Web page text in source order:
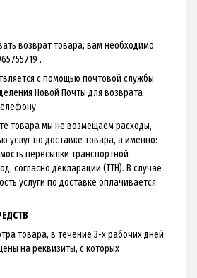
возврат товара, вам необходимо
.
с помощью почтовой службы
Новой Почты для возврата
товара мы не возмещаем расходы,
услуг по доставке товара, а именно:
пересылки транспортной
согласно декларации (ТТН). В случае
услуги по доставке оплачивается
товара, в течение 3-х рабочих дней
на реквизиты, с которых